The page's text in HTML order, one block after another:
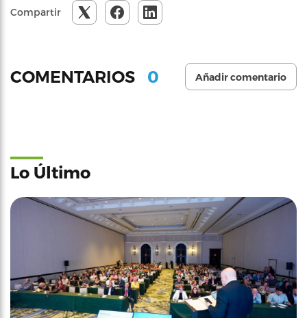
Compartir
COMENTARIOS 0 Añadir comentario
Lo Último